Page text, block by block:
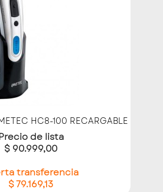
HC8-100 RECARGABLE
de lista
$ 90.999,00
transferencia
$ 79.169,13